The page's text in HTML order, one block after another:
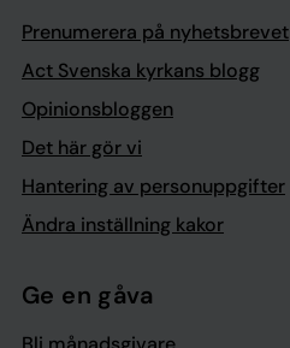
Prenumerera på nyhetsbrevet
Act Svenska kyrkans blogg
Opinionsbloggen
Det här gör vi
Hantering av personuppgifter
Ändra inställning kakor
Ge en gåva